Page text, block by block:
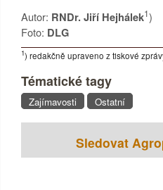
Autor: RNDr. Jiří Hejhálek1)
Foto: DLG
1) redakčně upraveno z tiskové
Tématické tagy
Zajímavosti Ostatní
Sledovat